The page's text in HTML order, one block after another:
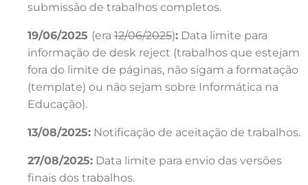
submissão de trabalhos completos.
19/06/2025 (era 12/06/2025): Data limite para
informação de desk reject (trabalhos que estejam
fora do limite de páginas, não sigam a formatação
(template) ou não sejam sobre Informática na
Educação).
13/08/2025: Notificação de aceitação de trabalhos.
27/08/2025: Data limite para envio das versões
finais dos trabalhos.